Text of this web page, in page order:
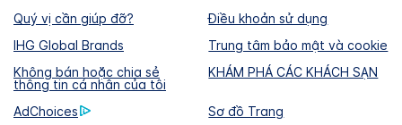
Quý vị cần giúp đỡ?
Điều khoản sử dụng
IHG Global Brands
Trung tâm bảo mật và cookie
Không bán hoặc chia sẻ
thông tin cá nhân của tôi
KHÁM PHÁ CÁC KHÁCH SẠN
AdChoices
Sơ đồ Trang